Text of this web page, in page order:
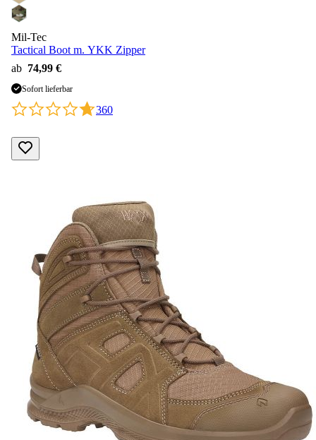
Mil-Tec
Tactical Boot m. YKK Zipper
ab 74,99 €
Sofort lieferbar
360